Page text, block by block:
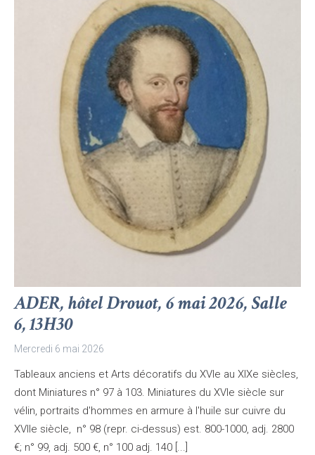
ADER, hôtel Drouot, 6 mai 2026, Salle
6, 13H30
Mercredi 6 mai 2026
Tableaux anciens et Arts décoratifs du XVIe au XIXe siècles,
dont Miniatures n° 97 à 103. Miniatures du XVIe siècle sur
vélin, portraits d'hommes en armure à l'huile sur cuivre du
XVIIe siècle, n° 98 (repr. ci-dessus) est. 800-1000, adj. 2800
€; n° 99, adj. 500 €, n° 100 adj. 140 [...]